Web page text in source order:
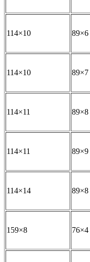
114×10 89×6
114×10 89×7
114×11 89×8
114×11 89×9
114×14 89×8
159×8 76×4